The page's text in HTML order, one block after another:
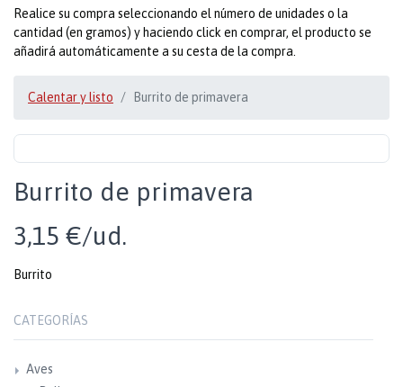
Realice su compra seleccionando el número de unidades o la
cantidad (en gramos) y haciendo click en comprar, el producto se
añadirá automáticamente a su cesta de la compra.
Calentar y listo Burrito de primavera
Burrito de primavera
3,15 €/ud.
Burrito
CATEGORÍAS
Aves